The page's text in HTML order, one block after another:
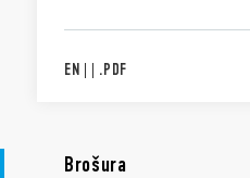
EN | | .PDF
Brošura